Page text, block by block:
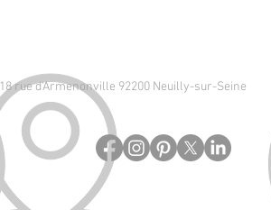
18 rue d'Armenonville 92200 Neuilly-sur-Seine